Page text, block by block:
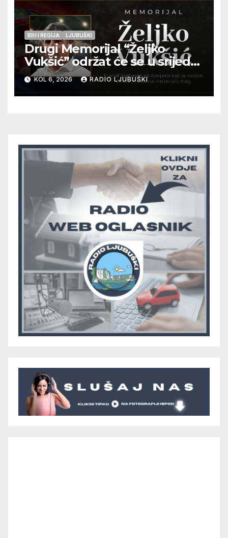
BIH I REGIJA LJUBUŠKI
Drugi Memorijal “Željko
Vukšić” održat će se u srijedu
12. kolovoza u Otoku
KOL 6, 2026 RADIO LJUBUŠKI